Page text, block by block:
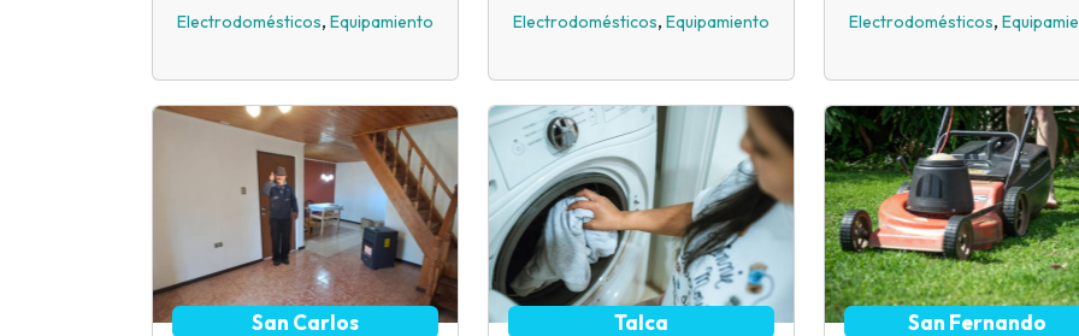
Electrodomésticos, Equipamiento Electrodomésticos, Equipamiento Electrodomésticos,
San Carlos Talca San Fernando